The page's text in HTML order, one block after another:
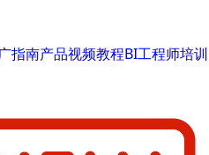
指南产品视频教程BI工程师培训